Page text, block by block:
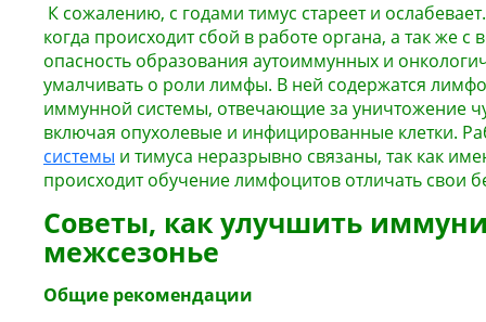
К сожалению, с годами тимус стареет и
когда происходит сбой в работе органа, а так же с
опасность образования аутоиммунных и
умалчивать о роли лимфы. В ней содержатся
иммунной системы, отвечающие за уничтожение
включая опухолевые и инфицированные клетки.
системы и тимуса неразрывно связаны, так как
происходит обучение лимфоцитов отличать свои
Советы, как улучшить
межсезонье
Общие рекомендации